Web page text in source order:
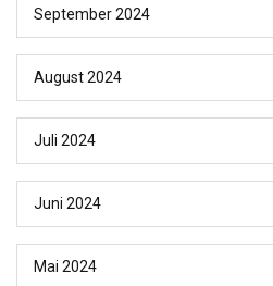
September 2024
August 2024
Juli 2024
Juni 2024
Mai 2024